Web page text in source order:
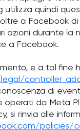
utilizza quindi
a Facebook di
azioni durante la
a Facebook.
e a tal fine
di
da Meta
si rinvia alle
policies/